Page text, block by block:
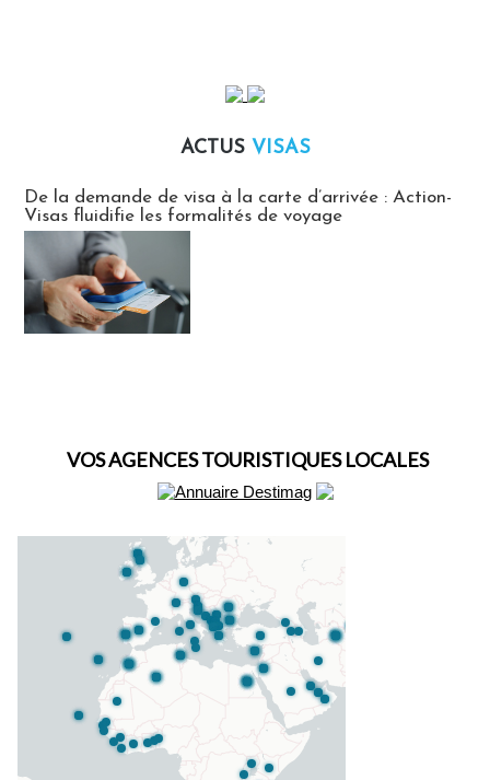
ACTUS VISAS
De la demande de visa à la carte d’arrivée : Action-
Visas fluidifie les formalités de voyage
VOS AGENCES TOURISTIQUES LOCALES